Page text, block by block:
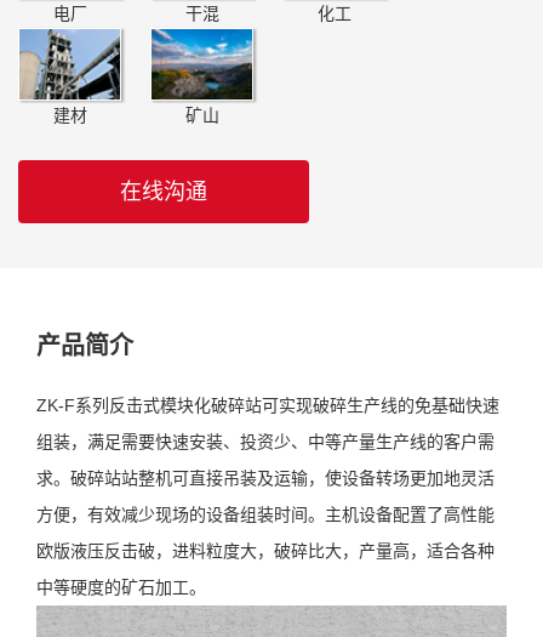
电厂 干混 化工
建材 矿山
在线沟通
产品简介
ZK-F系列反击式模块化破碎站可实现破碎生产线的免基础快速
组装，满足需要快速安装、投资少、中等产量生产线的客户需
求。破碎站站整机可直接吊装及运输，使设备转场更加地灵活
方便，有效减少现场的设备组装时间。主机设备配置了高性能
欧版液压反击破，进料粒度大，破碎比大，产量高，适合各种
中等硬度的矿石加工。